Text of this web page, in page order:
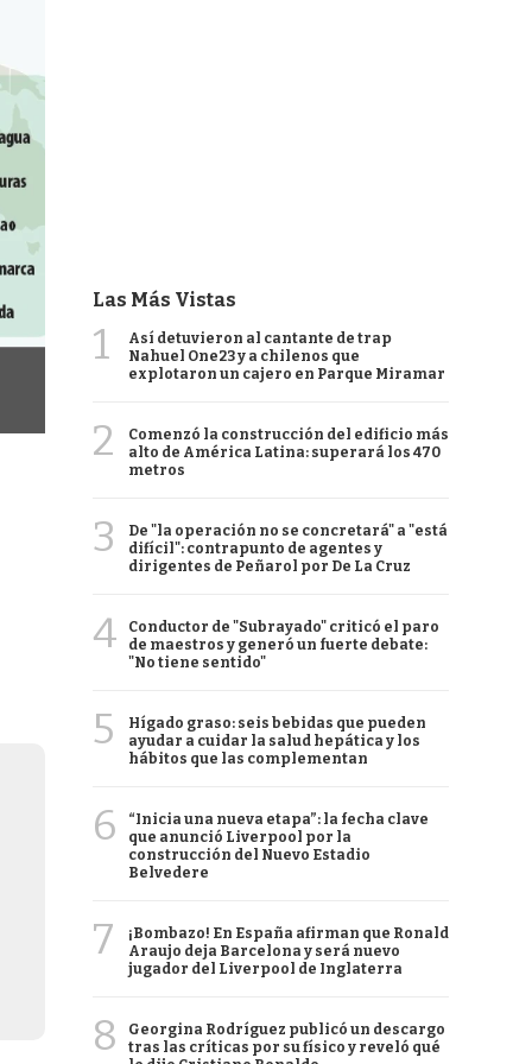
Las Más Vistas
1
Así detuvieron al cantante de trap
Nahuel One23 y a chilenos que
explotaron un cajero en Parque Miramar
2
Comenzó la construcción del edificio más
alto de América Latina: superará los 470
metros
3
De "la operación no se concretará" a "está
difícil": contrapunto de agentes y
dirigentes de Peñarol por De La Cruz
4
Conductor de "Subrayado" criticó el paro
de maestros y generó un fuerte debate:
"No tiene sentido"
5
Hígado graso: seis bebidas que pueden
ayudar a cuidar la salud hepática y los
hábitos que las complementan
6
“Inicia una nueva etapa”: la fecha clave
que anunció Liverpool por la
construcción del Nuevo Estadio
Belvedere
7
¡Bombazo! En España afirman que Ronald
Araujo deja Barcelona y será nuevo
jugador del Liverpool de Inglaterra
8
Georgina Rodríguez publicó un descargo
tras las críticas por su físico y reveló qué